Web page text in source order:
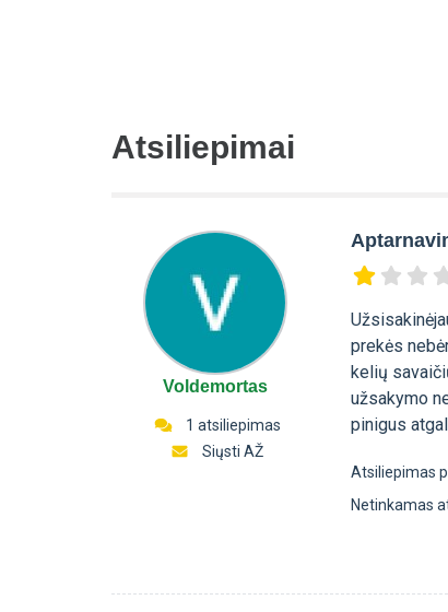
Atsiliepimai
Voldemortas
1 atsiliepimas
Siųsti AŽ
prekės
kelių
užsakymo
pinigus
Atsiliepimas
Netinkamas